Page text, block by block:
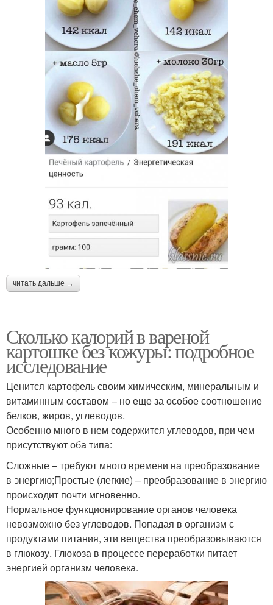
читать дальше →
Сколько калорий в вареной
картошке без кожуры: подробное
исследование
Ценится картофель своим химическим, минеральным и
витаминным составом – но еще за особое соотношение
белков, жиров, углеводов.
Особенно много в нем содержится углеводов, при чем
присутствуют оба типа:
Сложные – требуют много времени на преобразование
в энергию;Простые (легкие) – преобразование в энергию
происходит почти мгновенно.
Нормальное функционирование органов человека
невозможно без углеводов. Попадая в организм с
продуктами питания, эти вещества преобразовываются
в глюкозу. Глюкоза в процессе переработки питает
энергией организм человека.